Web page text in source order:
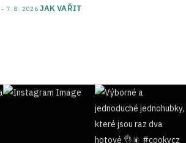
7. 8. 2026 JAK VAŘIT